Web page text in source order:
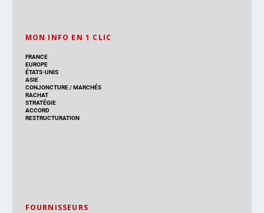
MON INFO EN 1 CLIC
FRANCE
EUROPE
ÉTATS-UNIS
ASIE
CONJONCTURE/MARCHÉS
RACHAT
STRATÉGIE
ACCORD
RESTRUCTURATION
FOURNISSEURS